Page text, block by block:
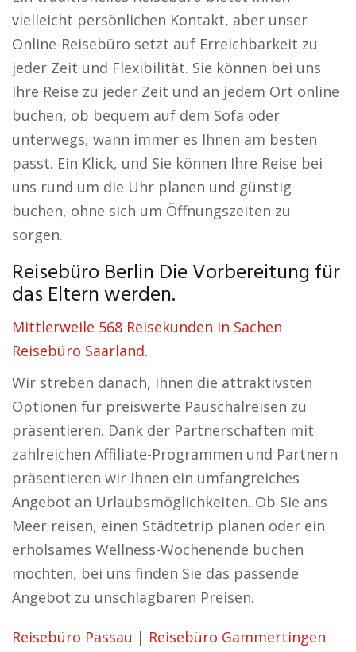
vielleicht persönlichen Kontakt, aber unser
Online-Reisebüro setzt auf Erreichbarkeit zu
jeder Zeit und Flexibilität. Sie können bei uns
Ihre Reise zu jeder Zeit und an jedem Ort online
buchen, ob bequem auf dem Sofa oder
unterwegs, wann immer es Ihnen am besten
passt. Ein Klick, und Sie können Ihre Reise bei
uns rund um die Uhr planen und günstig
buchen, ohne sich um Öffnungszeiten zu
sorgen.
Reisebüro Berlin Die Vorbereitung für
das Eltern werden.
Mittlerweile 568 Reisekunden in Sachen
Reisebüro Saarland.
Wir streben danach, Ihnen die attraktivsten
Optionen für preiswerte Pauschalreisen zu
präsentieren. Dank der Partnerschaften mit
zahlreichen Affiliate-Programmen und Partnern
präsentieren wir Ihnen ein umfangreiches
Angebot an Urlaubsmöglichkeiten. Ob Sie ans
Meer reisen, einen Städtetrip planen oder ein
erholsames Wellness-Wochenende buchen
möchten, bei uns finden Sie das passende
Angebot zu unschlagbaren Preisen.
Reisebüro Passau | Reisebüro Gammertingen